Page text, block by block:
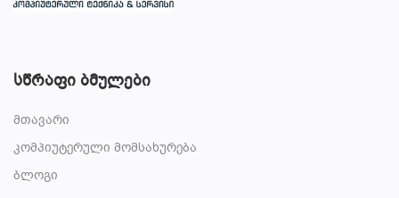
სწრაფი ბმულები
მთავარი
კომპიუტერული მომსახურება
ბლოგი